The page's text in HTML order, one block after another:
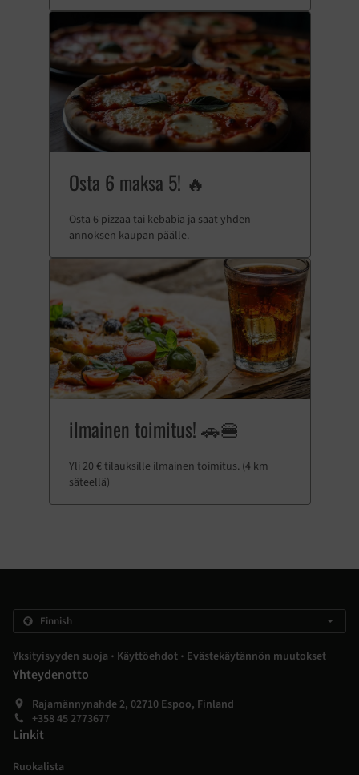
Osta 6 maksa 5! 🔥
Osta 6 pizzaa tai kebabia ja saat yhden
annoksen kaupan päälle.
ilmainen toimitus! 🚗🍔
Yli 20 € tilauksille ilmainen toimitus. (4 km
säteellä)
Yksityisyyden suoja . Käyttöehdot . Evästekäytännön muutokset
Yhteydenotto
Rajamännynahde 2, 02710 Espoo, Finland
+358 45 2773677
Linkit
Ruokalista